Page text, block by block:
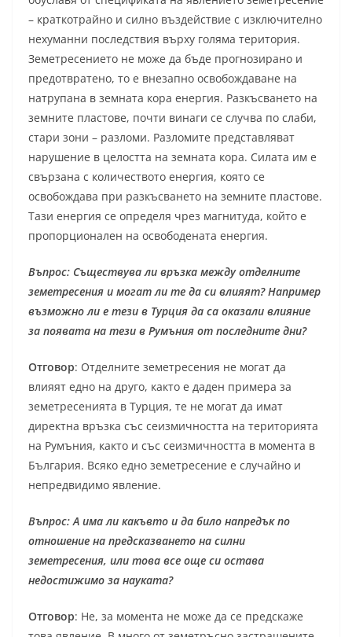
– краткотрайно и силно въздействие с изключително
нехуманни последствия върху голяма територия.
Земетресението не може да бъде прогнозирано и
предотвратено, то е внезапно освобождаване на
натрупана в земната кора енергия. Разкъсването на
земните пластове, почти винаги се случва по слаби,
стари зони – разломи. Разломите представляват
нарушение в целостта на земната кора. Силата им е
свързана с количеството енергия, която се
освобождава при разкъсването на земните пластове.
Тази енергия се определя чрез магнитуда, който е
пропорционален на освободената енергия.
Въпрос: Съществува ли връзка между отделните
земетресения и могат ли те да си влияят? Например
възможно ли е тези в Турция да са оказали влияние
за появата на тези в Румъния от последните дни?
Отговор: Отделните земетресения не могат да
влияят едно на друго, както е даден примера за
земетресенията в Турция, те не могат да имат
директна връзка със сеизмичността на територията
на Румъния, както и със сеизмичността в момента в
България. Всяко едно земетресение е случайно и
непредвидимо явление.
Въпрос: А има ли какъвто и да било напредък по
отношение на предсказването на силни
земетресения, или това все още си остава
недостижимо за науката?
Отговор: Не, за момента не може да се предскаже